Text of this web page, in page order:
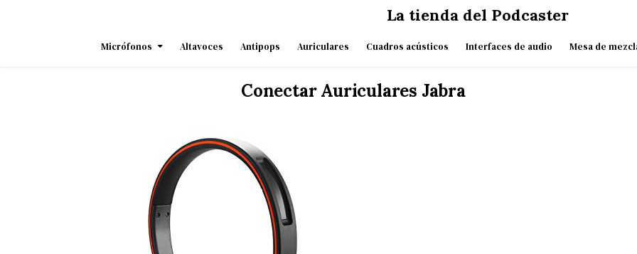
La tienda del Podcaster
Micrófonos Altavoces Antipops Auriculares Cuadros acústicos Interfaces de audio Mesa de
Conectar Auriculares Jabra